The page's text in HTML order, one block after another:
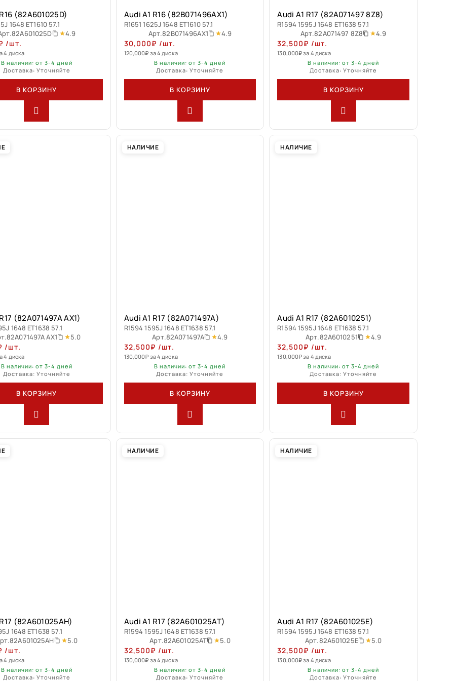
(82A601025D)
1648 ET1610 57.1
82A601025D 4.9
/шт.
4 диска
В наличии: от 3-4 дней
Доставка: Уточняйте
В КОРЗИНУ
Audi A1 R16 (82B071496AX1)
R1651 1625J 1648 ET1610 57.1
Арт.82B071496AX1 4.9
30,000₽ /шт.
120,000₽ за 4 диска
В наличии: от 3-4 дней
Доставка: Уточняйте
В КОРЗИНУ
Audi A1 R17 (82A071497 8Z8)
R1594 1595J 1648 ET1638 57.1
Арт.82A071497 8Z8 4.9
32,500₽ /шт.
130,000₽за 4 диска
В наличии: от 3-4 дней
Доставка: Уточняйте
В КОРЗИНУ
(82A071497A AX1)
1648 ET1638 57.1
82A071497A AX1 5.0
/шт.
4 диска
В наличии: от 3-4 дней
Доставка: Уточняйте
В КОРЗИНУ
НАЛИЧИЕ
Audi A1 R17 (82A071497A)
R1594 1595J 1648 ET1638 57.1
Арт.82A071497A 4.9
32,500₽ /шт.
130,000₽ за 4 диска
В наличии: от 3-4 дней
Доставка: Уточняйте
В КОРЗИНУ
НАЛИЧИЕ
Audi A1 R17 (82A6010251)
R1594 1595J 1648 ET1638 57.1
Арт.82A6010251 4.9
32,500₽ /шт.
130,000₽за 4 диска
В наличии: от 3-4 дней
Доставка: Уточняйте
В КОРЗИНУ
(82A601025AH)
1648 ET1638 57.1
82A601025AH 5.0
/шт.
4 диска
В наличии: от 3-4 дней
Доставка: Уточняйте
НАЛИЧИЕ
Audi A1 R17 (82A601025AT)
R1594 1595J 1648 ET1638 57.1
Арт.82A601025AT 5.0
32,500₽ /шт.
130,000₽ за 4 диска
В наличии: от 3-4 дней
Доставка: Уточняйте
НАЛИЧИЕ
Audi A1 R17 (82A601025E)
R1594 1595J 1648 ET1638 57.1
Арт.82A601025E 5.0
32,500₽ /шт.
130,000₽за 4 диска
В наличии: от 3-4 дней
Доставка: Уточняйте